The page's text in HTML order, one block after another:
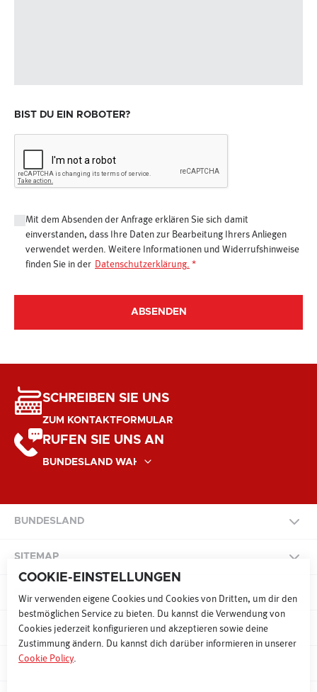
BIST DU EIN ROBOTER?
Mit dem Absenden der Anfrage erklären Sie sich damit
einverstanden, dass Ihre Daten zur Bearbeitung Ihrers Anliegen
verwendet werden. Weitere Informationen und Widerrufshinweise
finden Sie in der Datenschutzerklärung. *
ABSENDEN
COOKIE-EINSTELLUNGEN
Wir verwenden eigene Cookies und Cookies von Dritten, um dir den
bestmöglichen Service zu bieten. Du kannst die Verwendung von
Cookies jederzeit konfigurieren und akzeptieren sowie deine
Zustimmung ändern. Du kannst dich darüber informieren in unserer
Cookie Policy.
SCHREIBEN SIE UNS
ZUM KONTAKTFORMULAR
RUFEN SIE UNS AN
BUNDESLAND
NATIONAL
KÄRNTEN
NIEDERÖSTERREICH
SITEMAP
SITEMAP
RADIO FERNSEHEN ONLINE
COOKIE PRÄFERENZEN
IMPRESSUM